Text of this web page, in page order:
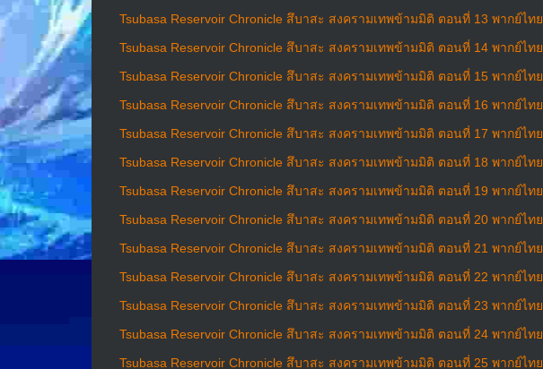
Tsubasa Reservoir Chronicle สึบาสะ สงครามเทพข้ามมิติ ตอนที่ 13 พากย์ไทย
Tsubasa Reservoir Chronicle สึบาสะ สงครามเทพข้ามมิติ ตอนที่ 14 พากย์ไทย
Tsubasa Reservoir Chronicle สึบาสะ สงครามเทพข้ามมิติ ตอนที่ 15 พากย์ไทย
Tsubasa Reservoir Chronicle สึบาสะ สงครามเทพข้ามมิติ ตอนที่ 16 พากย์ไทย
Tsubasa Reservoir Chronicle สึบาสะ สงครามเทพข้ามมิติ ตอนที่ 17 พากย์ไทย
Tsubasa Reservoir Chronicle สึบาสะ สงครามเทพข้ามมิติ ตอนที่ 18 พากย์ไทย
Tsubasa Reservoir Chronicle สึบาสะ สงครามเทพข้ามมิติ ตอนที่ 19 พากย์ไทย
Tsubasa Reservoir Chronicle สึบาสะ สงครามเทพข้ามมิติ ตอนที่ 20 พากย์ไทย
Tsubasa Reservoir Chronicle สึบาสะ สงครามเทพข้ามมิติ ตอนที่ 21 พากย์ไทย
Tsubasa Reservoir Chronicle สึบาสะ สงครามเทพข้ามมิติ ตอนที่ 22 พากย์ไทย
Tsubasa Reservoir Chronicle สึบาสะ สงครามเทพข้ามมิติ ตอนที่ 23 พากย์ไทย
Tsubasa Reservoir Chronicle สึบาสะ สงครามเทพข้ามมิติ ตอนที่ 24 พากย์ไทย
Tsubasa Reservoir Chronicle สึบาสะ สงครามเทพข้ามมิติ ตอนที่ 25 พากย์ไทย